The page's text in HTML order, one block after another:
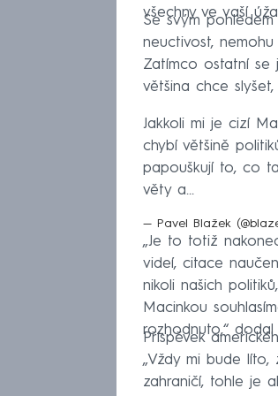
všechny ve vaší
Se svým
neuctivost,
Zatímco ostatní
většina chce
Jakkoli mi je cizí
chybí většině
papouškují to, co
věty a…
— Pavel Blažek
„Je to totiž
videí, citace
nikoli našich
Macinkou
rozhodnuto,“ dodal
Příspěvek
„Vždy mi bude líto,
zahraničí, tohle je